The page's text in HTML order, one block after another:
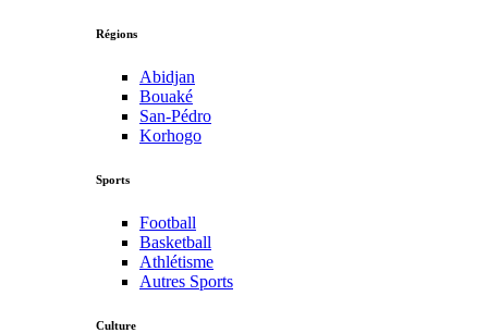
Régions
Abidjan
Bouaké
San-Pédro
Korhogo
Sports
Football
Basketball
Athlétisme
Autres Sports
Culture